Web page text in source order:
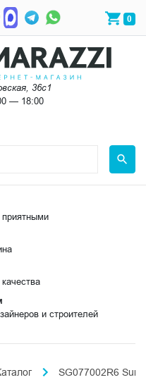
0
36с1
— 18:00
и строителей
SG077002R6